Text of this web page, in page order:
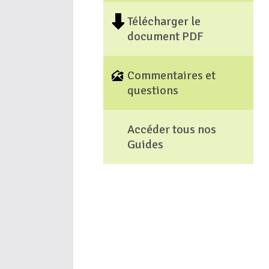
Télécharger le
document PDF
Commentaires et
questions
Accéder tous nos
Guides